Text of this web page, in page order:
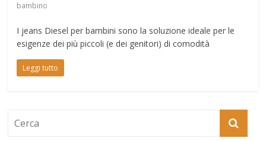
bambino
I jeans Diesel per bambini sono la soluzione ideale per le
esigenze dei più piccoli (e dei genitori) di comodità
Leggi tutto